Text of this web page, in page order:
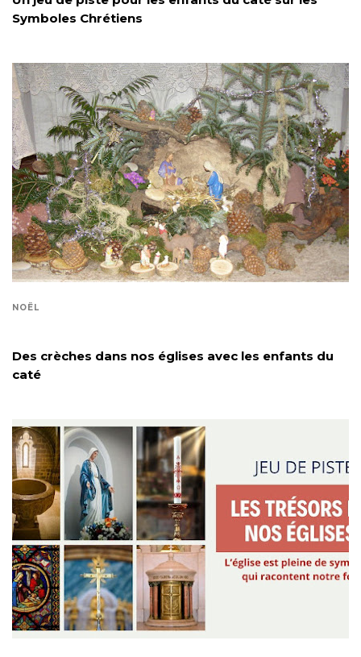
Symboles Chrétiens
NOËL
Des crèches dans nos églises avec les enfants du
caté